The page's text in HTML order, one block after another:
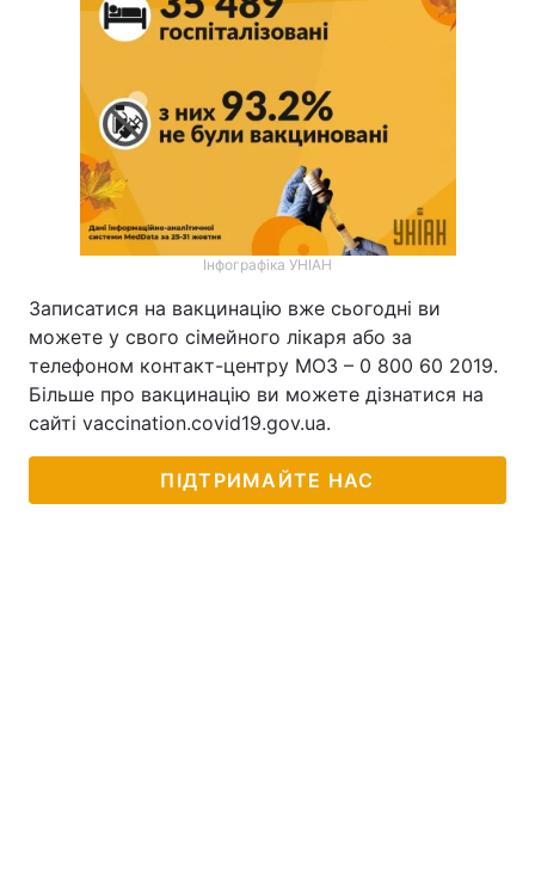
Інфографіка УНІАН
Записатися на вакцинацію вже сьогодні ви
можете у свого сімейного лікаря або за
телефоном контакт-центру МОЗ – 0 800 60 2019.
Більше про вакцинацію ви можете дізнатися на
сайті vaccination.covid19.gov.ua.
ПІДТРИМАЙТЕ НАС